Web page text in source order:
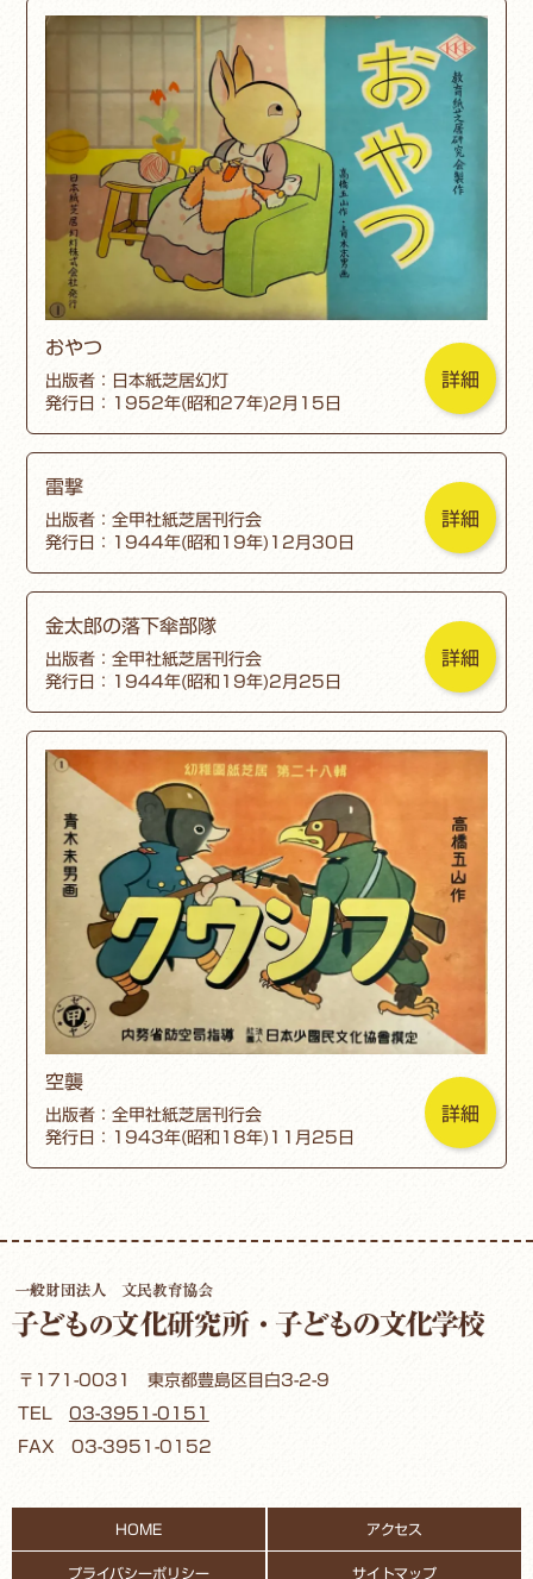
おやつ
出版者：日本紙芝居幻灯
発行日：1952年(昭和27年)2月15日
詳細
雷撃
出版者：全甲社紙芝居刊行会
発行日：1944年(昭和19年)12月30日
詳細
金太郎の落下傘部隊
出版者：全甲社紙芝居刊行会
発行日：1944年(昭和19年)2月25日
詳細
空襲
出版者：全甲社紙芝居刊行会
発行日：1943年(昭和18年)11月25日
詳細
〒171-0031 東京都豊島区目白3-2-9
TEL 03-3951-0151
FAX 03-3951-0152
HOME アクセス
プライバシーポリシー サイトマップ